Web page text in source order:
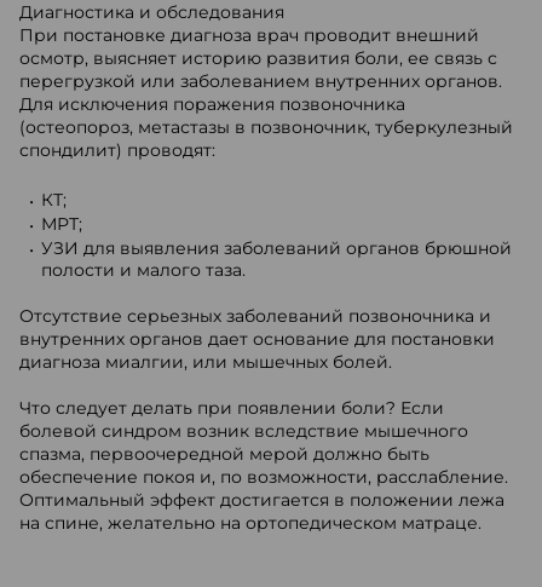
Диагностика и обследования
При постановке диагноза врач проводит внешний
осмотр, выясняет историю развития боли, ее связь с
перегрузкой или заболеванием внутренних органов.
Для исключения поражения позвоночника
(остеопороз, метастазы в позвоночник, туберкулезный
спондилит) проводят:
КТ;
МРТ;
УЗИ для выявления заболеваний органов брюшной
полости и малого таза.
Отсутствие серьезных заболеваний позвоночника и
внутренних органов дает основание для постановки
диагноза миалгии, или мышечных болей.
Что следует делать при появлении боли? Если
болевой синдром возник вследствие мышечного
спазма, первоочередной мерой должно быть
обеспечение покоя и, по возможности, расслабление.
Оптимальный эффект достигается в положении лежа
на спине, желательно на ортопедическом матраце.